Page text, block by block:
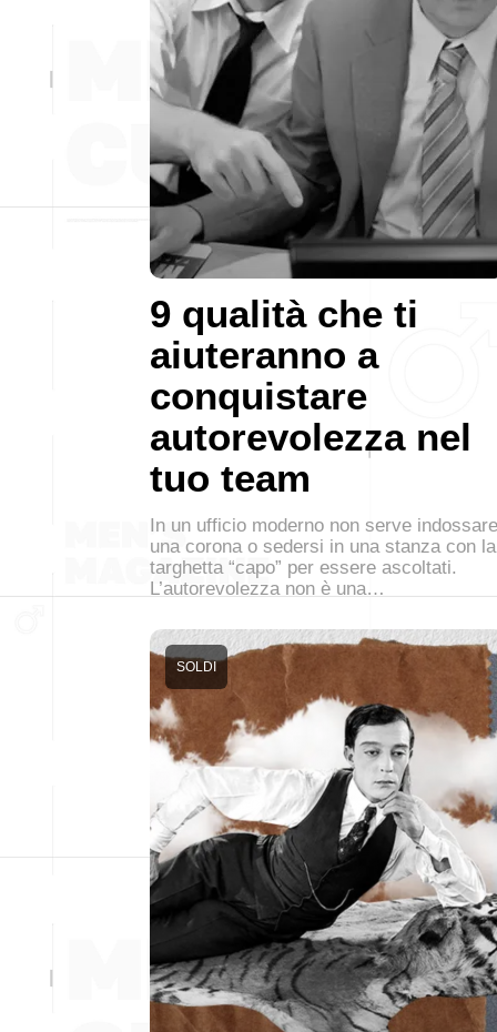
9 qualità che ti
aiuteranno a
conquistare
autorevolezza nel
tuo team
In un ufficio moderno non serve indossare
una corona o sedersi in una stanza con la
targhetta “capo” per essere ascoltati.
L’autorevolezza non è una…
SOLDI